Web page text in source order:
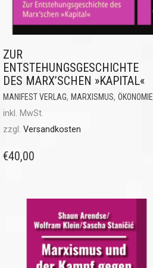
ZUR
ENTSTEHUNGSGESCHICHTE
DES MARX’SCHEN »KAPITAL«
MANIFEST VERLAG, MARXISMUS, ÖKONOMIE
inkl. MwSt.
zzgl. Versandkosten
€40,00